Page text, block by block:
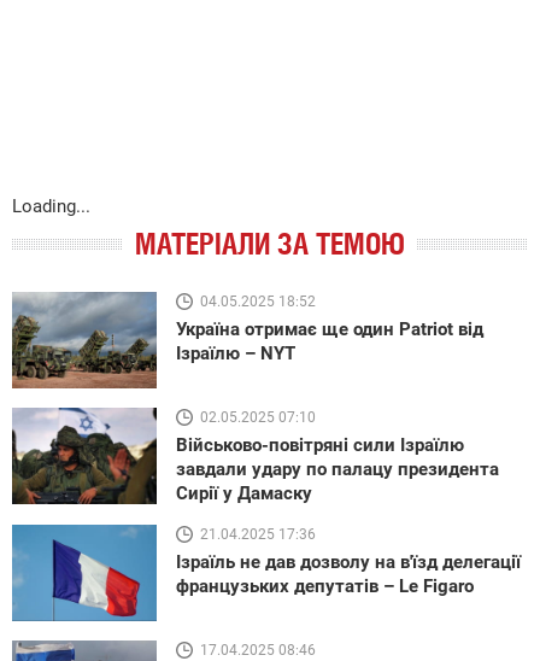
Loading...
МАТЕРІАЛИ ЗА ТЕМОЮ
04.05.2025 18:52
Україна отримає ще один Patriot від
Ізраїлю – NYT
02.05.2025 07:10
Військово-повітряні сили Ізраїлю
завдали удару по палацу президента
Сирії у Дамаску
21.04.2025 17:36
Ізраїль не дав дозволу на в'їзд делегації
французьких депутатів – Le Figaro
17.04.2025 08:46